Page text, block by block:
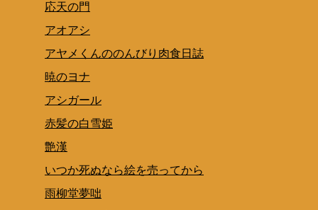
応天の門
アオアシ
アヤメくんののんびり肉食日誌
暁のヨナ
アシガール
赤髪の白雪姫
艶漢
いつか死ぬなら絵を売ってから
雨柳堂夢咄